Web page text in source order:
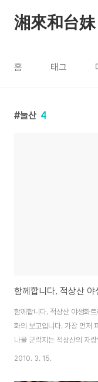
湘來和台妹
홈 태그
눌산 4
함께합니다. 적상산 야
함께합니다. 적상산 야생화
화의 보고입니다. 가장 먼저
나물 군락지는 적상산의 자
모십니다. - 일시 : 2010년
2010. 3. 15.